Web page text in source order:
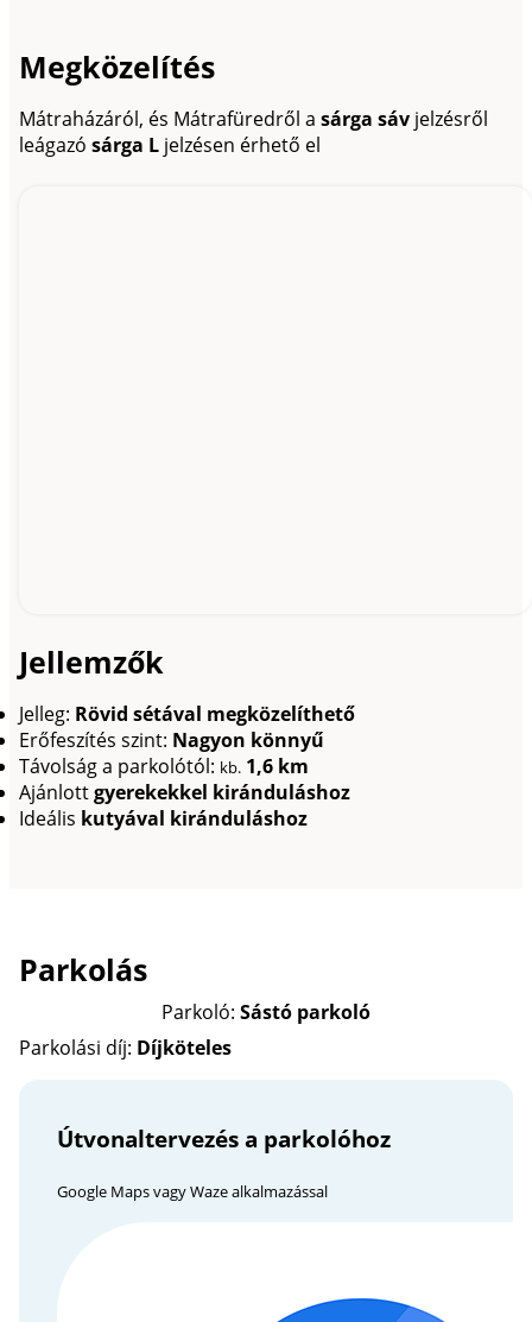
Megközelítés
Mátraházáról, és Mátrafüredről a sárga sáv jelzésről
leágazó sárga L jelzésen érhető el
Jellemzők
Jelleg: Rövid sétával megközelíthető
Erőfeszítés szint: Nagyon könnyű
Távolság a parkolótól: kb. 1,6 km
Ajánlottgyerekekkel kiránduláshoz
Ideális kutyával kiránduláshoz
Parkolás
Parkoló: Sástó parkoló
Parkolási díj: Díjköteles
Útvonaltervezés a parkolóhoz
Google Maps vagy Waze alkalmazással